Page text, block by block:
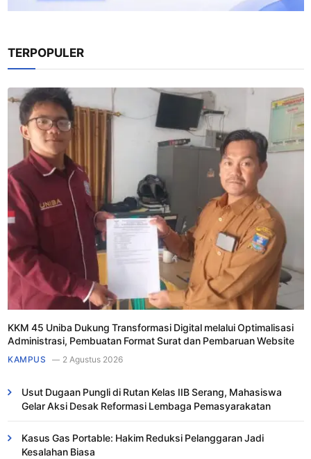
TERPOPULER
KKM 45 Uniba Dukung Transformasi Digital melalui Optimalisasi
Administrasi, Pembuatan Format Surat dan Pembaruan Website
KAMPUS 2 Agustus 2026
Usut Dugaan Pungli di Rutan Kelas IIB Serang, Mahasiswa
Gelar Aksi Desak Reformasi Lembaga Pemasyarakatan
Kasus Gas Portable: Hakim Reduksi Pelanggaran Jadi
Kesalahan Biasa ​